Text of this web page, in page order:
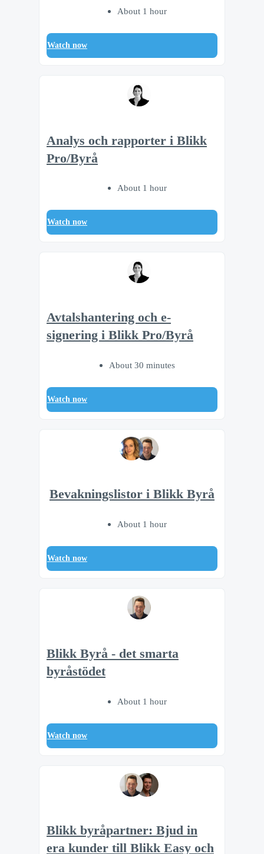
About 1 hour
Watch now
Analys och rapporter i Blikk
Pro/Byrå
About 1 hour
Watch now
Avtalshantering och e-
signering i Blikk Pro/Byrå
About 30 minutes
Watch now
Bevakningslistor i Blikk Byrå
About 1 hour
Watch now
Blikk Byrå - det smarta
byråstödet
About 1 hour
Watch now
Blikk byråpartner: Bjud in
era kunder till Blikk Easy och